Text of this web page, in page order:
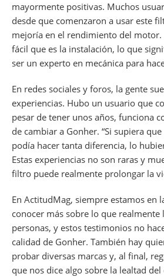
mayormente positivas. Muchos
desde que comenzaron a usar este
mejoría en el rendimiento del motor.
fácil que es la instalación, lo que
ser un experto en mecánica para
En redes sociales y foros, la gente
experiencias. Hubo un usuario que
pesar de tener unos años, funciona
de cambiar a Gonher. “Si supiera
podía hacer tanta diferencia, lo
Estas experiencias no son raras y
filtro puede realmente prolongar la
En ActitudMag, siempre estamos en
conocer más sobre lo que realmente
personas, y estos testimonios no
calidad de Gonher. También hay
probar diversas marcas y, al final,
que nos dice algo sobre la lealtad del